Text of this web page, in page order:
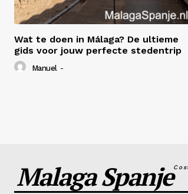
Wat te doen in Málaga? De ultieme
gids voor jouw perfecte stedentrip
Manuel -
Malaga Spanje